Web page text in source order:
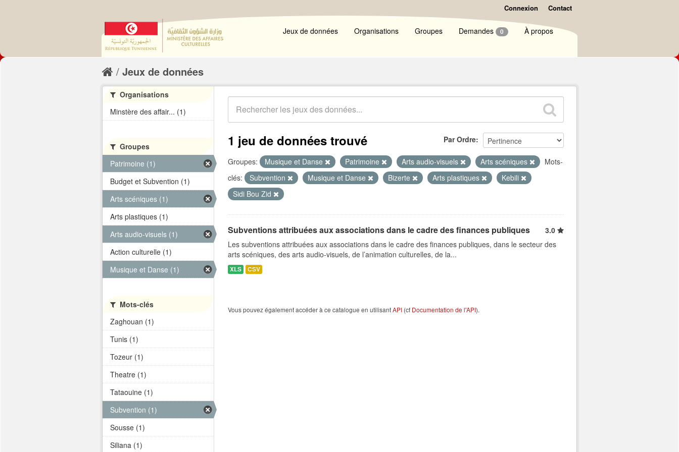
Connexion Contact
Jeux de données Organisations Groupes Demandes 0 À propos
Jeux de données
Par Ordre
1 jeu de données trouvé
Groupes: Musique et Danse Patrimoine Arts audio-visuels Arts scéniques
Mots-
clés:
Subvention Musique et Danse Bizerte Arts plastiques
Kebili
Sidi Bou Zid
Subventions attribuées aux associations dans le cadre des finances publiques
3.0
Les subventions attribuées aux associations dans le cadre des finances publiques, dans le secteur des
arts scéniques, des arts audio-visuels, de l’animation culturelles, de la...
XLS CSV
Vous pouvez également accéder à ce catalogue en utilisantAPI (cf Documentation de l'API).
Organisations
Minstère des affair... (1)
Groupes
Patrimoine (1)
Budget et Subvention (1)
Arts scéniques (1)
Arts plastiques (1)
Arts audio-visuels (1)
Action culturelle (1)
Musique et Danse (1)
Mots-clés
Zaghouan (1)
Tunis (1)
Tozeur (1)
Theatre (1)
Tataouine (1)
Subvention (1)
Sousse (1)
Siliana (1)